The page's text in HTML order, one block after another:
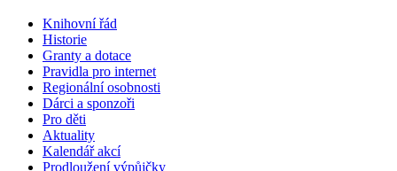
Knihovní řád
Historie
Granty a dotace
Pravidla pro internet
Regionální osobnosti
Dárci a sponzoři
Pro děti
Aktuality
Kalendář akcí
Prodloužení výpůjčky